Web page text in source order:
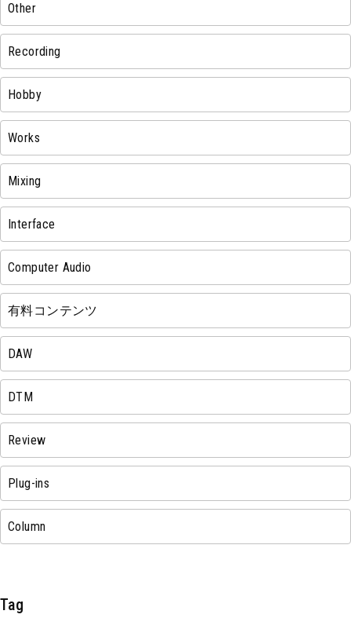
Other
Recording
Hobby
Works
Mixing
Interface
Computer Audio
有料コンテンツ
DAW
DTM
Review
Plug-ins
Column
Tag